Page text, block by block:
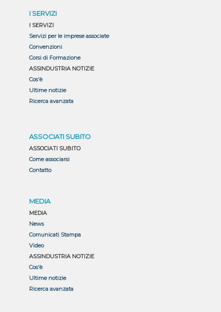
I SERVIZI
I SERVIZI
Servizi per le imprese associate
Convenzioni
Corsi di Formazione
ASSINDUSTRIA NOTIZIE
Cos'è
Ultime notizie
Ricerca avanzata
ASSOCIATI SUBITO
ASSOCIATI SUBITO
Come associarsi
Contatto
MEDIA
MEDIA
News
Comunicati Stampa
Video
ASSINDUSTRIA NOTIZIE
Cos'è
Ultime notizie
Ricerca avanzata